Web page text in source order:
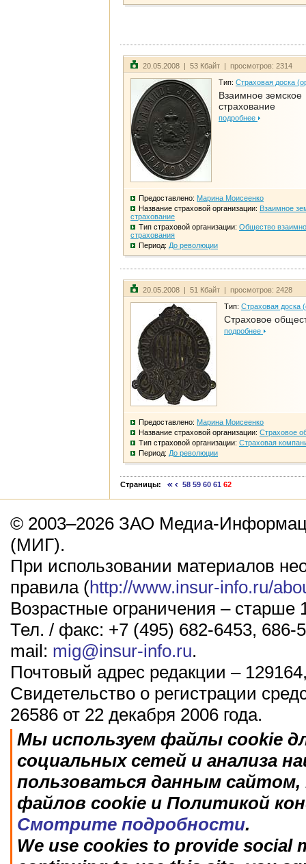
20.05.2008 | 53 Кбайт | просмотров: 2314
Тип: Страховая доска
Взаимное земское
страхование
подробнее
Предоставлено: Марина Моисеенко
Название страховой организации: Взаимное
страхование
Тип страховой организации: Общество
страхования
Период: До революции
20.05.2008 | 51 Кбайт | просмотров: 2428
Тип: Страховая доска
Страховое
подробнее
Предоставлено: Марина Моисеенко
Название страховой организации: Страховое
Тип страховой организации: Страховая
Период: До революции
Страницы: 58 59 60 61 62
© 2003–2026 ЗАО Медиа-
(МИГ).
При использовании материалов
правила (http://www.insur-info.ru/
Возрастные ограничения – старше
Тел. / факс: +7 (495) 682-6453, 686-
mail: mig@insur-info.ru.
Почтовый адрес редакции –
Свидетельство о регистрации
26586 от 22 декабря 2006 года.
Мы используем файлы cookie
социальных сетей и анализа
пользоваться данным
файлов cookie и Политикой
Смотрите подробности.
We use cookies to provide social